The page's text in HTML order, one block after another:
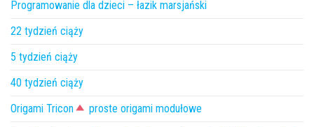
Programowanie dla dzieci – łazik marsjański
22 tydzień ciąży
5 tydzień ciąży
40 tydzień ciąży
Origami Tricon
proste origami modułowe